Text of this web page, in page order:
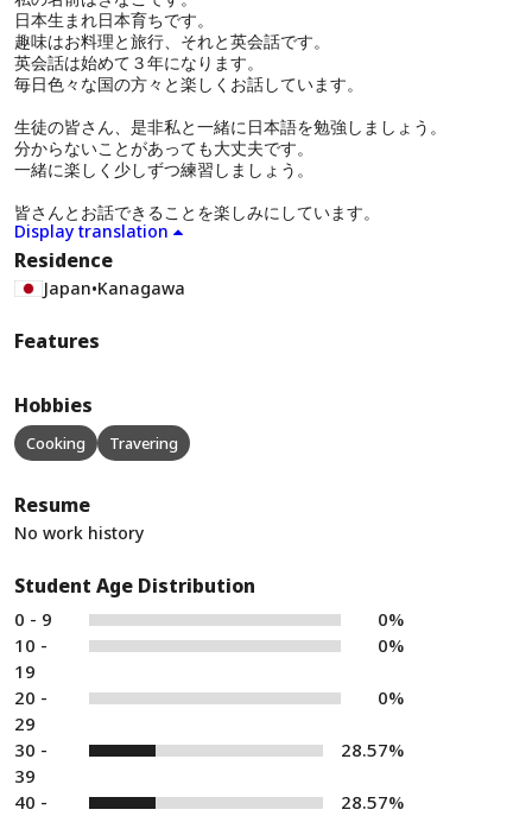
日本生まれ日本育ちです。
趣味はお料理と旅行、それと英会話です。
英会話は始めて３年になります。
毎日色々な国の方々と楽しくお話しています。
生徒の皆さん、是非私と一緒に日本語を勉強しましょう。
分からないことがあっても大丈夫です。
一緒に楽しく少しずつ練習しましょう。
皆さんとお話できることを楽しみにしています。
Display translation
Residence
Japan•Kanagawa
Features
Hobbies
Cooking Travering
Resume
No work history
Student Age Distribution
0 - 9
0%
10 -
19
0%
20 -
29
0%
30 -
39
28.57%
40 -
28.57%